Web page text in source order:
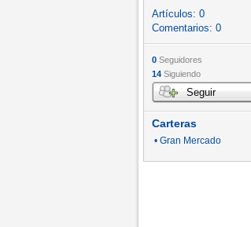
Artículos: 0
Comentarios: 0
0 Seguidores
14 Siguiendo
Seguir
Carteras
• Gran Mercado